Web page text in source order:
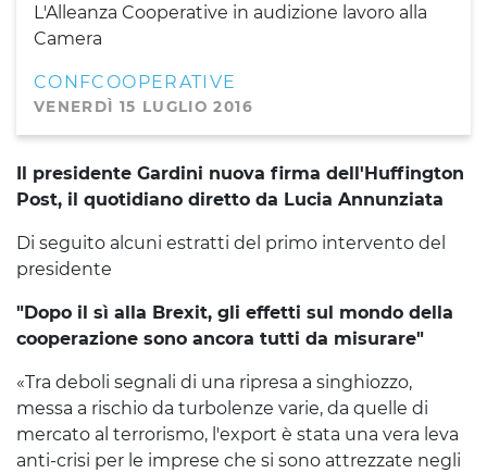
L'Alleanza Cooperative in audizione lavoro alla
Camera
CONFCOOPERATIVE
VENERDÌ 15 LUGLIO 2016
Il presidente Gardini nuova firma dell'Huffington
Post, il quotidiano diretto da Lucia Annunziata
Di seguito alcuni estratti del primo intervento del
presidente
"Dopo il sì alla Brexit, gli effetti sul mondo della
cooperazione sono ancora tutti da misurare"
«Tra deboli segnali di una ripresa a singhiozzo,
messa a rischio da turbolenze varie, da quelle di
mercato al terrorismo, l'export è stata una vera leva
anti-crisi per le imprese che si sono attrezzate negli